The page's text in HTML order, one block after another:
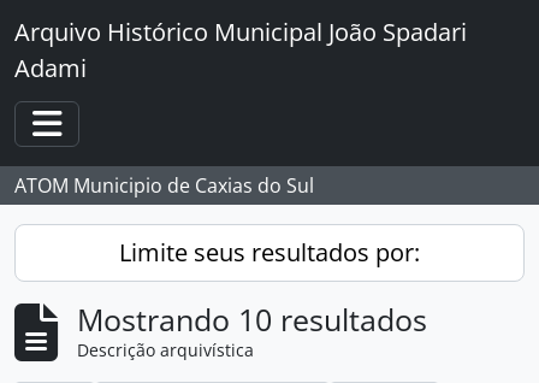
Skip to main content
Arquivo Histórico Municipal João Spadari
Adami
Toggle navigation
ATOM Municipio de Caxias do Sul
Limite seus resultados por:
Mostrando 10 resultados
Descrição arquivística